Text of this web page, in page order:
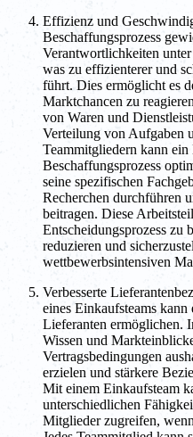
Effizienz und
Beschaffungsprozess
Verantwortlichkeiten
was zu effizienterer und
führt. Dies ermöglicht es
Marktchancen zu
von Waren und
Verteilung von Aufgaben
Teammitgliedern kann ein
Beschaffungsprozess
seine spezifischen
Recherchen durchführen
beitragen. Diese
Entscheidungsprozess zu
reduzieren und
wettbewerbsintensiven
Verbesserte
eines Einkaufsteams
Lieferanten ermöglichen.
Wissen und
Vertragsbedingungen
erzielen und stärkere
Mit einem Einkaufsteam
unterschiedlichen
Mitglieder zugreifen,